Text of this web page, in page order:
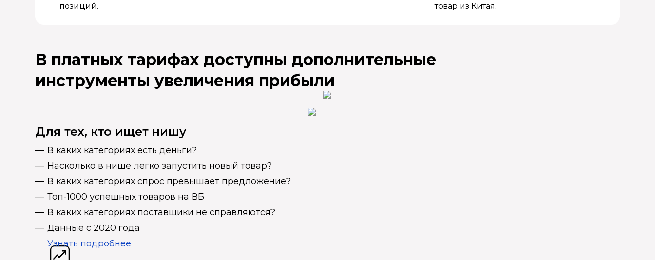
позиций.
товар из Китая.
В платных тарифах доступны дополнительные
инструменты увеличения прибыли
Для тех, кто ищет нишу
В каких категориях есть деньги?
Насколько в нише легко запустить новый товар?
В каких категориях спрос превышает предложение?
Топ-1000 успешных товаров на ВБ
В каких категориях поставщики не справляются?
Данные с 2020 года
Узнать подробнее